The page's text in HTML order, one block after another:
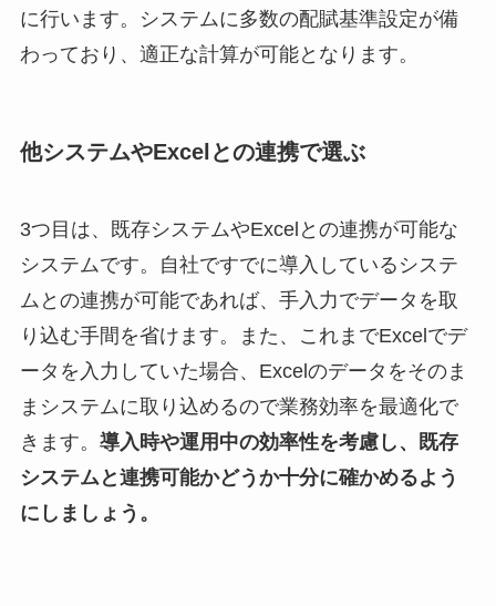
に行います。システムに多数の配賦基準設定が備
わっており、適正な計算が可能となります。
他システムやExcelとの連携で選ぶ
3つ目は、既存システムやExcelとの連携が可能な
システムです。自社ですでに導入しているシステ
ムとの連携が可能であれば、手入力でデータを取
り込む手間を省けます。また、これまでExcelでデ
ータを入力していた場合、Excelのデータをそのま
まシステムに取り込めるので業務効率を最適化で
きます。 導入時や運用中の効率性を考慮し、既存
システムと連携可能かどうか十分に確かめるよう
にしましょう。